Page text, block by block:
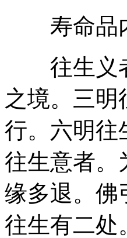
寿命品
往生义者
之境。三
行。六明往
往生意者。
缘多退。佛
往生有二处